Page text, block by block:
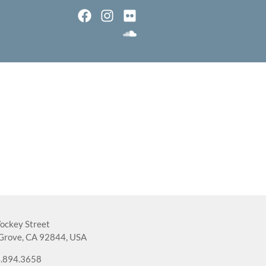
Street
CA 92844, USA